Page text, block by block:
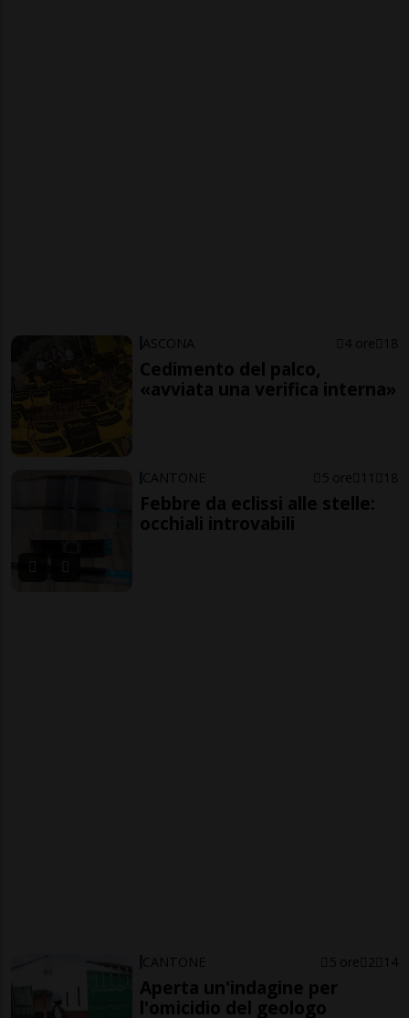
ASCONA 4 ore 18
Cedimento del palco,
«avviata una verifica interna»
CANTONE 5 ore 11 18
Febbre da eclissi alle stelle:
occhiali introvabili
CANTONE 5 ore 2 14
Aperta un'indagine per
l'omicidio del geologo